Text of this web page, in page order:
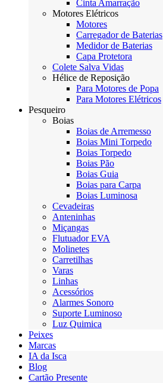
Cinta Amarração
Motores Elétricos
Motores
Carregador de Baterias
Medidor de Baterias
Capa Protetora
Colete Salva Vidas
Hélice de Reposição
Para Motores de Popa
Para Motores Elétricos
Pesqueiro
Boias
Boias de Arremesso
Boias Mini Torpedo
Boias Torpedo
Boias Pão
Boias Guia
Boias para Carpa
Boias Luminosa
Cevadeiras
Anteninhas
Miçangas
Flutuador EVA
Molinetes
Carretilhas
Varas
Linhas
Acessórios
Alarmes Sonoro
Suporte Luminoso
Luz Quimica
Peixes
Marcas
IA da Isca
Blog
Cartão Presente